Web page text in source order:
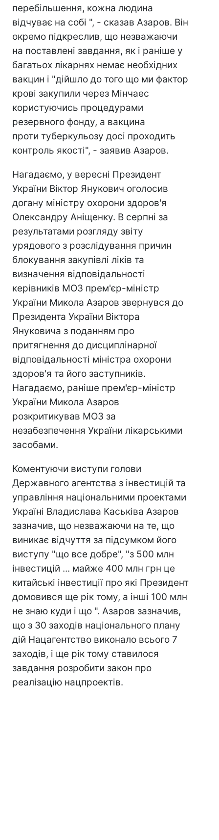
перебільшення, кожна людина
відчуває на собі ", - сказав Азаров. Він
окремо підкреслив, що незважаючи
на поставлені завдання, як і раніше у
багатьох лікарнях немає необхідних
вакцин і "дійшло до того що ми фактор
крові закупили через Мінчаес
користуючись процедурами
резервного фонду, а вакцина
проти туберкульозу досі проходить
контроль якості", - заявив Азаров.
Нагадаємо, у вересні Президент
України Віктор Янукович оголосив
догану міністру охорони здоров'я
Олександру Аніщенку. В серпні за
результатами розгляду звіту
урядового з розслідування причин
блокування закупівлі ліків та
визначення відповідальності
керівників МОЗ прем'єр-міністр
України Микола Азаров звернувся до
Президента України Віктора
Януковича з поданням про
притягнення до дисциплінарної
відповідальності міністра охорони
здоров'я та його заступників.
Нагадаємо, раніше прем'єр-міністр
України Микола Азаров
розкритикував МОЗ за
незабезпечення України лікарськими
засобами.
Коментуючи виступи голови
Державного агентства з інвестицій та
управління національними проектами
Україні Владислава Каськіва Азаров
зазначив, що незважаючи на те, що
виникає відчуття за підсумком його
виступу "що все добре", "з 500 млн
інвестицій ... майже 400 млн грн це
китайські інвестиції про які Президент
домовився ще рік тому, а інші 100 млн
не знаю куди і що ". Азаров зазначив,
що з 30 заходів національного плану
дій Нацагентство виконало всього 7
заходів, і ще рік тому ставилося
завдання розробити закон про
реалізацію нацпроектів.